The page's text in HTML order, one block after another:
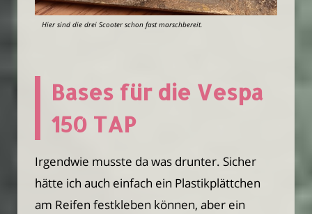
Hier sind die drei Scooter schon fast marschbereit.
Bases für die Vespa
150 TAP
Irgendwie musste da was drunter. Sicher
hätte ich auch einfach ein Plastikplättchen
am Reifen festkleben können, aber ein